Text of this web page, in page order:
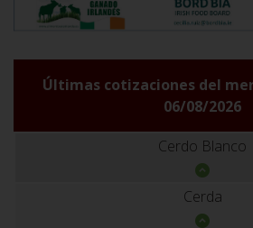
Últimas cotizaciones del
06/08/2026
Cerdo Blanco
Cerda